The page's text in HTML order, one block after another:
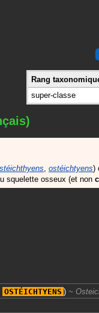
Rang
super-classe
, ostéichtyens)
squelette osseux (et non
OSTÉICHTYENS )